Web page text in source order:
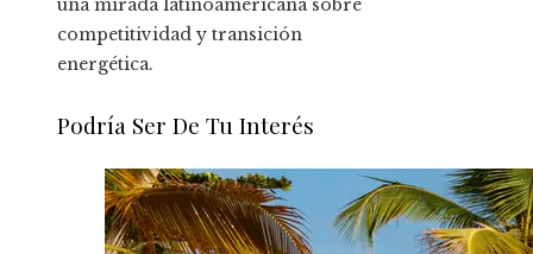
una mirada latinoamericana sobre
competitividad y transición
energética.
Podría Ser De Tu Interés